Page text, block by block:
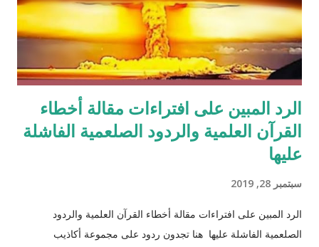
الرد المبين على افتراءات مقالة أخطاء
القرآن العلمية والردود الصلعمية الفاشلة
عليها
سبتمبر 28, 2019
الرد المبين على افتراءات مقالة أخطاء القرآن العلمية والردود
الصلعمية الفاشلة عليها هنا تجدون ردود على مجموعة أكاذيب